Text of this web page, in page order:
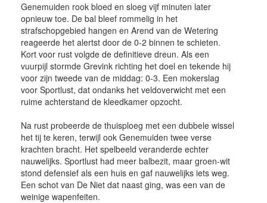
Genemuiden rook bloed en sloeg vijf minuten later
opnieuw toe. De bal bleef rommelig in het
strafschopgebied hangen en Arend van de Wetering
reageerde het alertst door de 0-2 binnen te schieten.
Kort voor rust volgde de definitieve dreun. Als een
vuurpijl stormde Grevink richting het doel en tekende hij
voor zijn tweede van de middag: 0-3. Een mokerslag
voor Sportlust, dat ondanks het veldoverwicht met een
ruime achterstand de kleedkamer opzocht.
Na rust probeerde de thuisploeg met een dubbele wissel
het tij te keren, terwijl ook Genemuiden twee verse
krachten bracht. Het spelbeeld veranderde echter
nauwelijks. Sportlust had meer balbezit, maar groen-wit
stond defensief als een huis en gaf nauwelijks iets weg.
Een schot van De Niet dat naast ging, was een van de
weinige wapenfeiten.